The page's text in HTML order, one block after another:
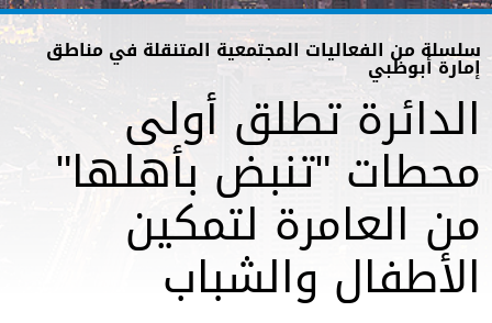
سلسلة من الفعاليات المجتمعية المتنقلة في مناطق
إمارة أبوظبي
الدائرة تطلق أولى
محطات "تنبض بأهلها"
من العامرة لتمكين
الأطفال والشباب